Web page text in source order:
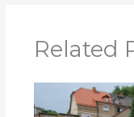
Related